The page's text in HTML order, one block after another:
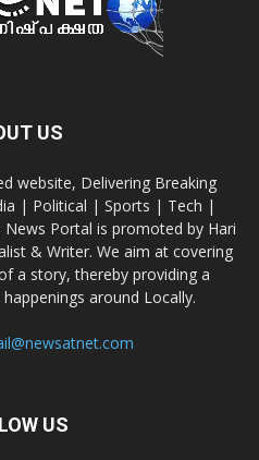
US
website, Delivering Breaking
| Political | Sports | Tech |
Portal is promoted by Hari
& Writer. We aim at covering
a story, thereby providing a
around Locally.
US